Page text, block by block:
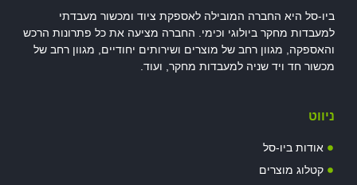
ביו-סל היא החברה המובילה לאספקת ציוד ומכשור מעבדתי
למעבדות מחקר ביולוגי וכימי. החברה מציעה את כל פתרונות הרכש
והאספקה, מגוון רחב של מוצרים ושירותים יחודיים, מגוון רחב של
מכשור חד ויד שניה למעבדות מחקר, ועוד.
ניווט
אודות ביו-סל
קטלוג מוצרים